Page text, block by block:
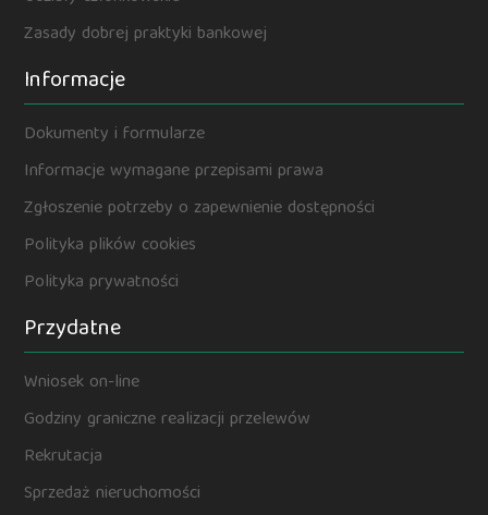
Zasady dobrej praktyki bankowej
Informacje
Dokumenty i formularze
Informacje wymagane przepisami prawa
Zgłoszenie potrzeby o zapewnienie dostępności
Polityka plików cookies
Polityka prywatności
Przydatne
Wniosek on-line
Godziny graniczne realizacji przelewów
Rekrutacja
Sprzedaż nieruchomości